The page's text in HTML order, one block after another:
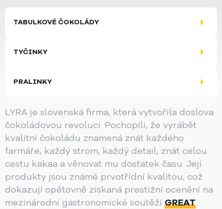
LYRA je slovenská firma, která vytvořila doslova
čokoládovou revoluci. Pochopili, že vyrábět
kvalitní čokoládu znamená znát každého
farmáře, každý strom, každý detail, znát celou
cestu kakaa a věnovat mu dostatek času. Její
produkty jsou známé prvotřídní kvalitou, což
dokazují opětovně získaná prestižní ocenění na
mezinárodní gastronomické soutěží GREAT
TABULKOVÉ ČOKOLÁDY
TYČINKY
PRALINKY